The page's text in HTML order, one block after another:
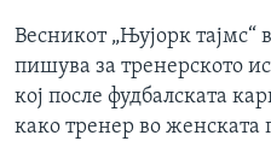
Весникот „Њујорк
пишува за тренерското
кој после фудбалската
како тренер во женската